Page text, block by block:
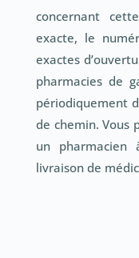
concernant
exacte, le
exactes
pharmacies de
périodiquement
de chemin. Vous
un pharmacien
livraison de